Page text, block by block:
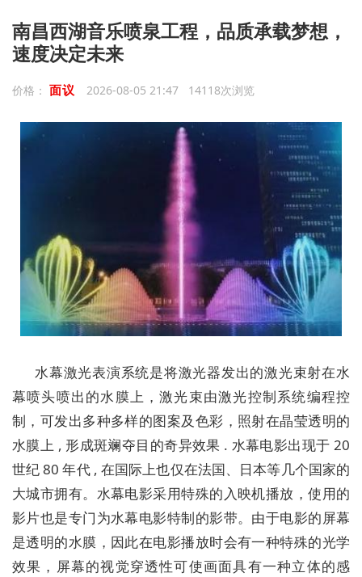
南昌西湖音乐喷泉工程，品质承载梦想，
速度决定未来
价格： 面议 2026-08-05 21:47 14118次浏览
水幕激光表演系统是将激光器发出的激光束射在水
幕喷头喷出的水膜上，激光束由激光控制系统编程控
制，可发出多种多样的图案及色彩，照射在晶莹透明的
水膜上 , 形成斑斓夺目的奇异效果 . 水幕电影出现于 20
世纪 80 年代 , 在国际上也仅在法国、日本等几个国家的
大城市拥有。水幕电影采用特殊的入映机播放，使用的
影片也是专门为水幕电影特制的影带。由于电影的屏幕
是透明的水膜，因此在电影播放时会有一种特殊的光学
效果，屏幕的视觉穿透性可使画面具有一种立体的感